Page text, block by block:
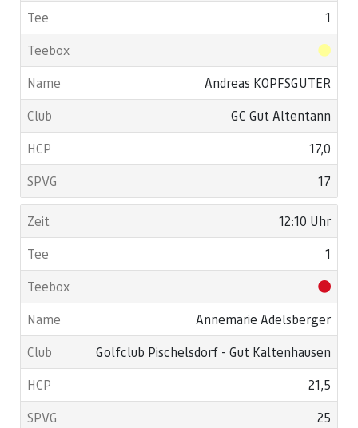
1
Andreas KOPFSGUTER
GC Gut Altentann
17,0
17
12:10 Uhr
1
Annemarie Adelsberger
Golfclub Pischelsdorf - Gut Kaltenhausen
21,5
25